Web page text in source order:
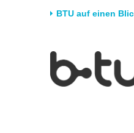
BTU auf einen
Universität